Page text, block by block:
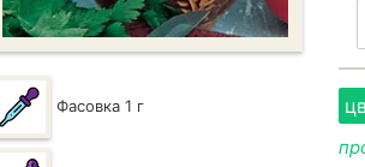
Фасовка 1 г